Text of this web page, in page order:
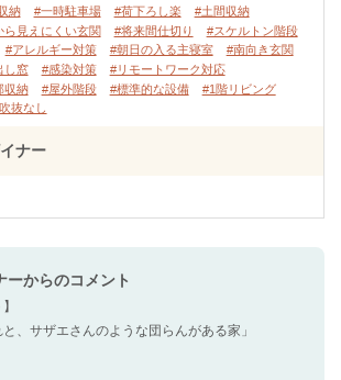
納
#一時駐車場 #荷下ろし楽
#土間収納
ら見えにくい玄関 #将来間仕切り
#スケルトン階段
#アレルギー対策 #朝日の入る主寝室
#南向き玄関
し窓 #感染対策
#リモートワーク対応
収納 #屋外階段 #標準的な設備
#1階リビング
抜なし
ナー
ーからのコメント
と、サザエさんのような団らんがある家」